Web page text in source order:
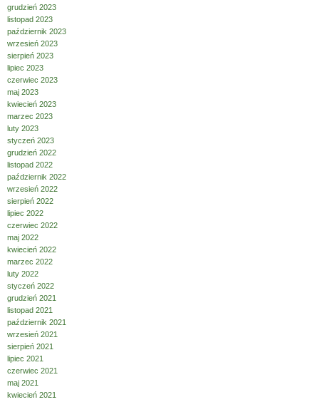
grudzień 2023
listopad 2023
październik 2023
wrzesień 2023
sierpień 2023
lipiec 2023
czerwiec 2023
maj 2023
kwiecień 2023
marzec 2023
luty 2023
styczeń 2023
grudzień 2022
listopad 2022
październik 2022
wrzesień 2022
sierpień 2022
lipiec 2022
czerwiec 2022
maj 2022
kwiecień 2022
marzec 2022
luty 2022
styczeń 2022
grudzień 2021
listopad 2021
październik 2021
wrzesień 2021
sierpień 2021
lipiec 2021
czerwiec 2021
maj 2021
kwiecień 2021